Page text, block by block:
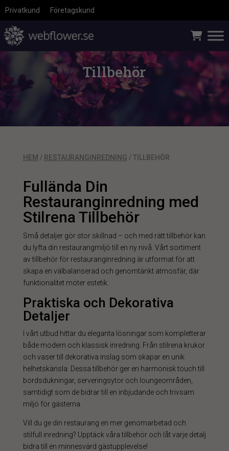
Privatkund Företagskund
Tillbehör
HEM / RESTAURANGINREDNING / TILLBEHÖR
Fullända Din
Restauranginredning med
Stilrena Tillbehör
Små detaljer gör stor skillnad – och med rätt tillbehör kan
du lyfta din restaurangmiljö till en ny nivå. Vårt sortiment
av tillbehör för restauranginredning är utformat för att
skapa en välbalanserad och genomtänkt atmosfär, där
funktionalitet möter estetik.
Praktiska och Dekorativa
Detaljer
I vårt utbud hittar du eleganta lösningar som kompletterar
både modern och klassisk inredning. Från stilrena krukor
och vaser till dekorativa inslag som skapar en unik
helhetskänsla. Dessa tillbehör ger en harmonisk touch till
bordsdukningar, serveringsytor och loungeområden,
samtidigt som de bidrar till en inbjudande och trivsam
miljö för gästerna.
Vill du ge din restaurang en mer genomarbetad och
stilfull inredning? Upptäck våra tillbehör och låt varje detalj
bidra till en minnesvärd gästupplevelse!